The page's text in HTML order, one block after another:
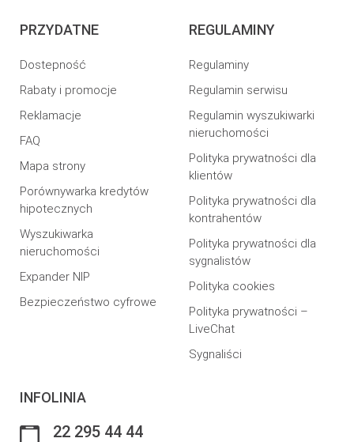
PRZYDATNE
Dostepność
Rabaty i promocje
Reklamacje
FAQ
Mapa strony
Porównywarka kredytów
hipotecznych
Wyszukiwarka
nieruchomości
Expander NIP
Bezpieczeństwo cyfrowe
REGULAMINY
Regulaminy
Regulamin serwisu
Regulamin wyszukiwarki
nieruchomości
Polityka prywatności dla
klientów
Polityka prywatności dla
kontrahentów
Polityka prywatności dla
sygnalistów
Polityka cookies
Polityka prywatności –
LiveChat
Sygnaliści
INFOLINIA
22 295 44 44